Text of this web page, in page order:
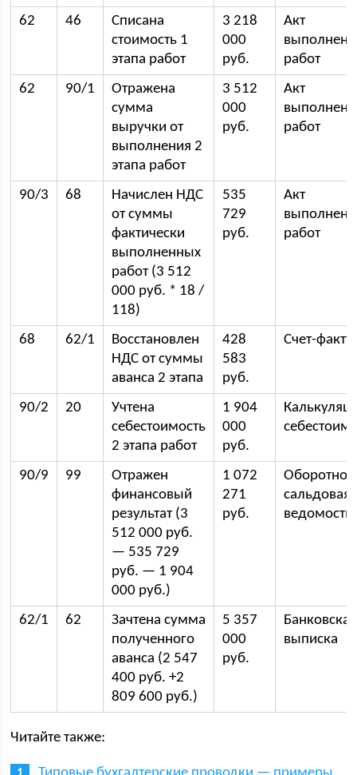
62 46
Списана
стоимость 1
этапа работ
3 218
000
руб.
Акт
работ
62
90/1
Отражена
сумма
выручки от
выполнения 2
этапа работ
3 512
000
руб.
Акт
работ
90/3 68
Начислен НДС
от суммы
фактически
выполненных
работ (3 512
000 руб. * 18 /
118)
535
729
руб.
Акт
работ
68 62/1
Восстановлен
НДС от суммы
аванса 2 этапа
428
583
руб.
Счет-
90/2 20
Учтена
себестоимость
2 этапа работ
1 904
000
руб.
90/9 99
Отражен
финансовый
результат (3
512 000 руб.
— 535 729
руб. — 1 904
000 руб.)
1 072
271
руб.
Оборотно-
сальдовая
ведомость
62/1 62
Зачтена сумма
полученного
аванса (2 547
400 руб. +2
809 600 руб.)
5 357
000
руб.
Банковская
выписка
Читайте также: